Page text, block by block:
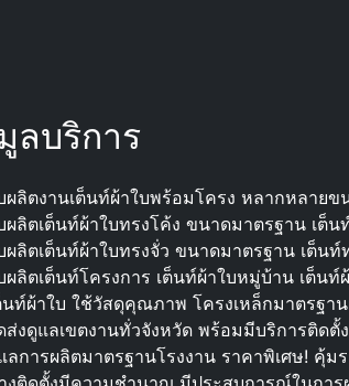
ลบริการ
ผลิตงานเต็นท์ผ้าใบพร้อมโครง หลากหลายข
ผลิตเต็นท์ผ้าใบทรงโค้ง ขนาดมาตรฐาน เต็
ผลิตเต็นท์ผ้าใบทรงจั่ว ขนาดมาตรฐาน เต็น
ผลิตเต็นท์โครงการ เต็นท์ผ้าใบหมู่บ้าน เต็นท์
นท์ผ้าใบ ใช้วัสดุคุณภาพ โครงเหล็กมาตรฐา
ส่งดูแลเขตงานทั่วจังหวัด พร้อมมีบริการติดตั้ง
ลการผลิตมาตรฐานโรงงาน ราคาพิเศษ! คุ้ม